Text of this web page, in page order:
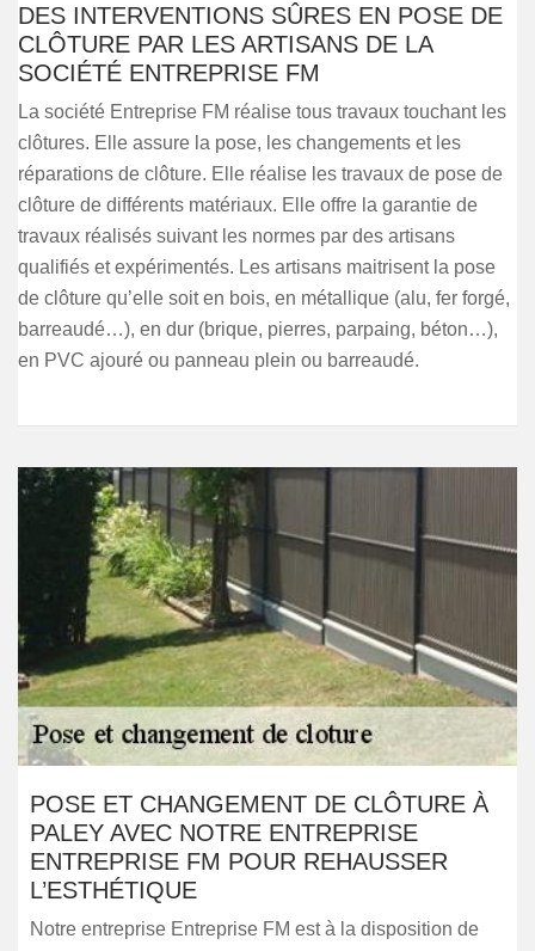
DES INTERVENTIONS SÛRES EN POSE DE
CLÔTURE PAR LES ARTISANS DE LA
SOCIÉTÉ ENTREPRISE FM
La société Entreprise FM réalise tous travaux touchant les
clôtures. Elle assure la pose, les changements et les
réparations de clôture. Elle réalise les travaux de pose de
clôture de différents matériaux. Elle offre la garantie de
travaux réalisés suivant les normes par des artisans
qualifiés et expérimentés. Les artisans maitrisent la pose
de clôture qu’elle soit en bois, en métallique (alu, fer forgé,
barreaudé…), en dur (brique, pierres, parpaing, béton…),
en PVC ajouré ou panneau plein ou barreaudé.
POSE ET CHANGEMENT DE CLÔTURE À
PALEY AVEC NOTRE ENTREPRISE
ENTREPRISE FM POUR REHAUSSER
L’ESTHÉTIQUE
Notre entreprise Entreprise FM est à la disposition de